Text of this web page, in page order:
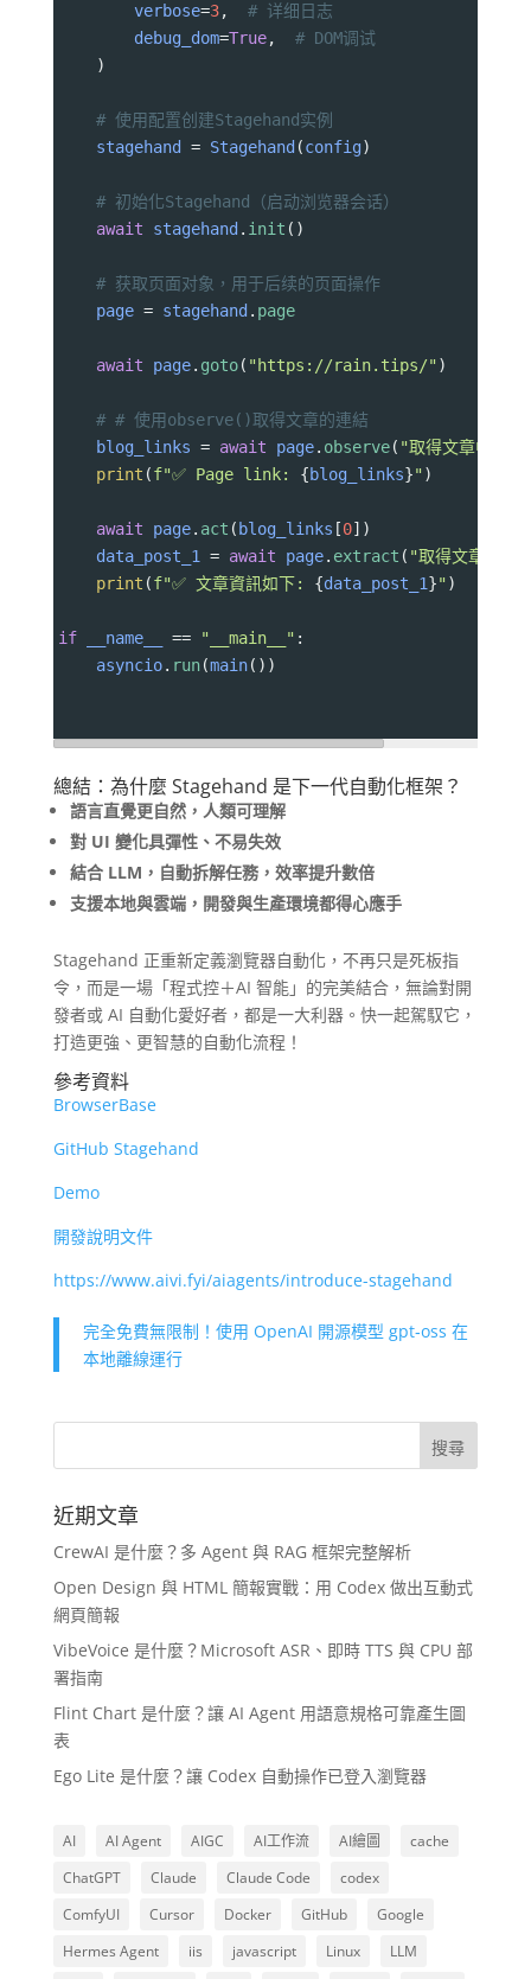
verbose=3, # 详细日志
debug_dom=True, # DOM调试
    )
# 使用配置创建Stagehand实例
stagehand
= Stagehand (config)
# 初始化Stagehand（启动浏览器会话）
await
stagehand . init ()
# 获取页面对象，用于后续的页面操作
page = stagehand . page
await page. goto( "https://rain.tips/" )
# # 使用observe()取得文章的連結
blog_links = await page. observe( "取得文章中的
print (f"✅ Page link: {blog_links}" )
await page. act ( blog_links [0])
data_post_1
= await page. extract ( "取得文章的標
print (f"✅ 文章資訊如下: {data_post_1}" )
if __name__ == "__main__" :
asyncio. run(main())
總結：為什麼 Stagehand 是下一代自動化框架？
語言直覺更自然，人類可理解
對 UI 變化具彈性、不易失效
結合 LLM，自動拆解任務，效率提升數倍
支援本地與雲端，開發與生產環境都得心應手
Stagehand 正重新定義瀏覽器自動化，不再只是死板指
令，而是一場「程式控＋AI 智能」的完美結合，無論對開
發者或 AI 自動化愛好者，都是一大利器。快一起駕馭它，
打造更強、更智慧的自動化流程！
參考資料
BrowserBase
GitHub Stagehand
Demo
開發說明文件
https://www.aivi.fyi/aiagents/introduce-stagehand
完全免費無限制！使用 OpenAI 開源模型 gpt‑oss 在
本地離線運行
近期文章
CrewAI 是什麼？多 Agent 與 RAG 框架完整解析
Open Design 與 HTML 簡報實戰：用 Codex 做出互動式
網頁簡報
VibeVoice 是什麼？Microsoft ASR、即時 TTS 與 CPU 部
署指南
Flint Chart 是什麼？讓 AI Agent 用語意規格可靠產生圖
表
Ego Lite 是什麼？讓 Codex 自動操作已登入瀏覽器
AI AI Agent AIGC AI工作流 AI繪圖
cache
ChatGPT
Claude Claude Code
codex
ComfyUI
Cursor Docker GitHub
Google
Hermes Agent
iis javascript Linux
LLM